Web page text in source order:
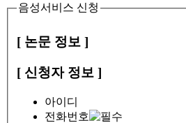
음성서비스 신청
[ 논문 정보 ]
[ 신청자 정보 ]
아이디
전화번호